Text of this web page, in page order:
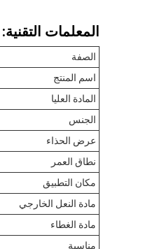
المعلمات التقنية:
الصفة
اسم المنتج
المادة العليا
الجنس
عرض الحذاء
نطاق العمر
مكان التطبيق
مادة النعل الخارجي
مادة الغطاء
مناسبة